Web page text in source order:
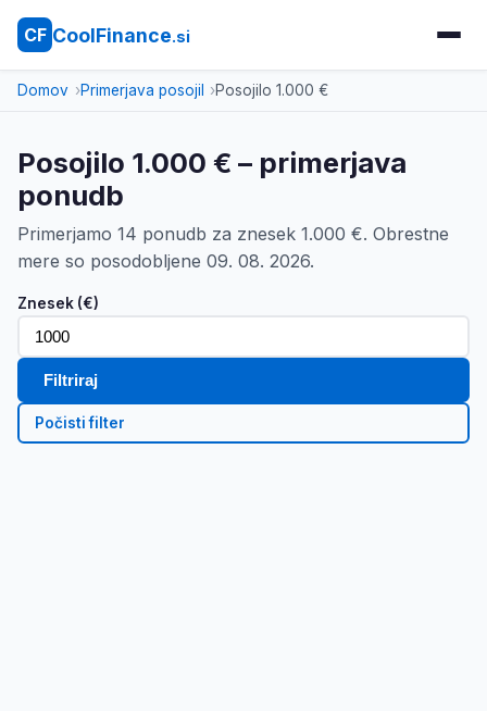
CF CoolFinance.si
Domov Primerjava posojil Posojilo 1.000 €
Posojilo 1.000 € – primerjava
ponudb
Primerjamo 14 ponudb za znesek 1.000 €. Obrestne
mere so posodobljene 09. 08. 2026.
Znesek (€)
Filtriraj
Počisti filter